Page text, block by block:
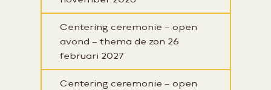
Centering ceremonie – open
avond – thema de zon 26
februari 2027
Centering ceremonie – open